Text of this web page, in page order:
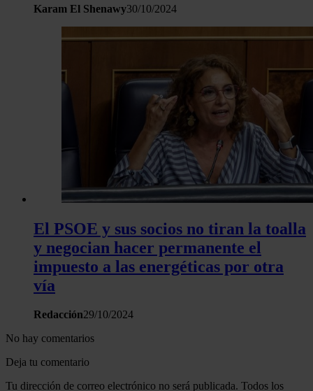
Karam El Shenawy30/10/2024
El PSOE y sus socios no tiran la toalla
y negocian hacer permanente el
impuesto a las energéticas por otra
vía
Redacción29/10/2024
No hay comentarios
Deja tu comentario
Tu dirección de correo electrónico no será publicada. Todos los